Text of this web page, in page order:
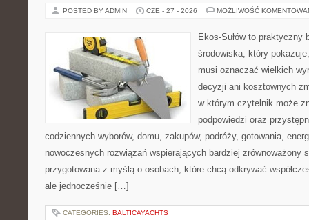
POSTED BY ADMIN CZE - 27 - 2026 MOŻLIWOŚĆ
Ekos-Sułów to praktyczny
środowiska, który
musi oznaczać wielkich
decyzji ani kosztownych
w którym czytelnik może
podpowiedzi oraz
codziennych wyborów, domu, zakupów, podróży, gotowania,
nowoczesnych rozwiązań wspierających bardziej zrównoważony
przygotowana z myślą o osobach, które chcą odkrywać
ale jednocześnie […]
CATEGORIES: BALTICAYACHTS